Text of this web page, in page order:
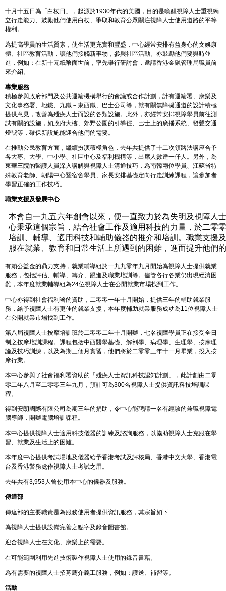
十月十五日為「白杖日」，起源於1930年代的美國，目的是喚醒視障人士重視獨
立行走能力、鼓勵他們使用白杖、爭取和教育公眾關注視障人士使用道路的平等
權利。
為提高學員的生活質素，使生活更充實和豐盛，中心經常安排有益身心的文娛康
體、社區教育活動，讓他們接觸新事物，參與社區活動。亦鼓勵他們要與時並
進，例如：在新十元紙幣面世前，率先舉行研討會，邀請香港金融管理局職員前
來介紹。
專業服務
積極參與政府部門及公共運輸機構舉行的會議或合作計劃，計有運輸署、康樂及
文化事務署、地鐵、九鐵－東西鐵、巴士公司等，就有關無障礙通道的設計積極
提供意見，改善為殘疾人士而設的各類設施。此外，亦經常安排視障學員前往測
試有關的設施，如政府大樓、郊野公園的引導徑、巴士上的廣播系統、發聲交通
燈號等，確保新設施能迎合他們的需要。
在推動公民教育方面，繼續扮演積極角色，去年共提供了十二次領路法講座合予
各大專、大學、中小學、社區中心及福利機構等，出席人數達一仟人。另外，為
東華三院的醫護人員深入講解與視障人士溝通技巧，為南韓兩位學員、江蘇省特
殊教育老師、朝陽中心暨宿舍學員、家長安排基礎定向行走訓練課程，讓參加者
學習正確的工作技巧。
職業支援及發展中心
本會自一九五六年創會以來，便一直致力於為失明及視障人
心秉承這個宗旨，結合社會工作及適用科技的力量，於二零
培訓、輔導、適用科技和輔助儀器的推介和培訓。職業支援
服在就業、教育和日常生活上所遇到的困難，進而提升他們
有賴公益金的鼎力支持，就業輔導組於一九九零年九月開始為視障人士提供就業
服務，包括評估、輔導、轉介、跟進及職業培訓等。儘管各行各業仍出現經濟困
難，本年度就業輔導組為24位視障人士在公開就業市場找到工作。
中心亦得到社會福利署的資助，二零零一年十月開始，提供三年的輔助就業服
務，給予視障人士有更佳的就業支援，本年度輔助就業服務成功為11位視障人士
在公開就業市場找到工作。
第八屆視障人士按摩培訓班於二零零二年十月開辦，七名視障學員正在接受全日
制之按摩培訓課程。課程包括中西醫學基礎、解剖學、病理學、生理學、按摩理
論及技巧訓練，以及為期三個月實習，他們將於二零零三年十一月畢業，投入按
摩行業。
本中心參與了社會福利署資助的「殘疾人士資訊科技認知計劃」，此計劃由二零
零二年八月至二零零三年九月，預計可為300名視障人士提供資訊科技培訓課
程。
得到安朗國際有限公司為期三年的捐助，令中心能聘請一名有經驗的兼職視障電
腦導師，開辦電腦培訓課程。
本中心提供視障人士適用科技儀器的訓練及諮詢服務，以協助視障人士克服在學
習、就業及生活上的困難。
本年度中心提供考試場地及儀器給予香港考試及評核局、香港中文大學、香港電
台及香港警務處作視障人士考試之用。
去年共有3,953人曾使用本中心的儀器及服務。
傳達部
傳達部的主要職責是為服務使用者提供資訊服務，其宗旨如下 :
為視障人士提供設備完善之點字及錄音圖書館。
迎合視障人士在文化、康樂上的需要。
在可能範圍利用先進技術製作視障人士使用的錄音書藉。
為有需要的視障人士招募薦介義工服務，例如：護送、補習等。
活動